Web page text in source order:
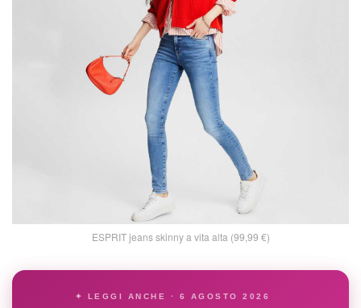
ESPRIT jeans skinny a vita alta (99,99 €)
✦ LEGGI ANCHE · 6 AGOSTO 2026